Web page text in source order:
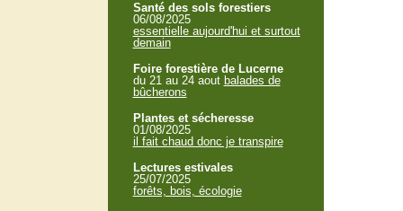
Santé des sols forestiers
06/08/2025
essentielle aujourd'hui et surtout
demain
Foire forestière de Lucerne
du 21 au 24 aout balades de
bûcherons
Plantes et sécheresse
01/08/2025
il fait chaud donc je transpire
Lectures estivales
25/07/2025
forêts, bois, écologie